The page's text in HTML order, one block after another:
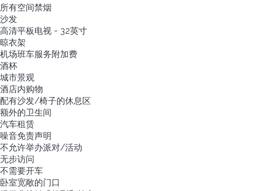
所有空间禁烟
沙发
高清平板电视 - 32英寸
晾衣架
机场班车服务附加费
酒杯
城市景观
酒店内购物
配有沙发/椅子的休息区
额外的卫生间
汽车租赁
噪音免责声明
不允许举办派对/活动
无步访问
不需要开车
卧室宽敞的门口